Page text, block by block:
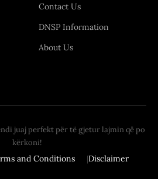
Contact Us
DNSP Information
About Us
juaj perfekt për të gjetur lajmin që po
kërkoni!
and Conditions Disclaimer